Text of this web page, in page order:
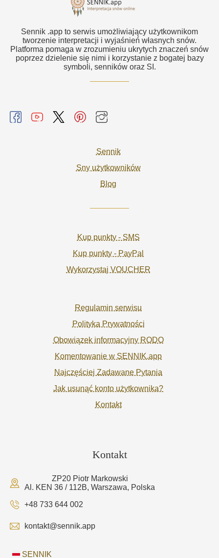
Sennik .app to serwis umożliwiający użytkownikom
tworzenie interpretacji i wyjaśnień własnych snów.
Platforma pomaga w zrozumieniu ukrytych znaczeń snów
poprzez dzielenie się nimi i korzystanie z bogatej bazy
symboli, senników oraz SI.
Sennik
Sny użytkowników
Blog
Kup punkty - SMS
Kup punkty - PayPal
Wykorzystaj VOUCHER
Regulamin serwisu
Polityka Prywatności
Obowiązek informacyjny RODO
Komentowanie w SENNIK.app
Najczęściej Zadawane Pytania
Jak usunąć konto użytkownika?
Kontakt
Kontakt
ZP20 Piotr Markowski
Al. KEN 36 / 112B, Warszawa, Polska
+48 733 644 002
kontakt@sennik.app
SENNIK